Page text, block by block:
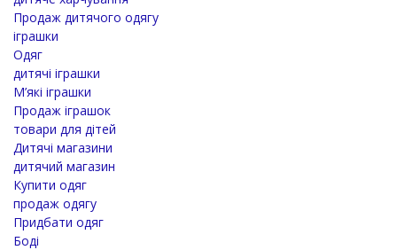
Продаж дитячого одягу
іграшки
Одяг
дитячі іграшки
М’які іграшки
Продаж іграшок
товари для дітей
Дитячі магазини
дитячий магазин
Купити одяг
продаж одягу
Придбати одяг
Боді